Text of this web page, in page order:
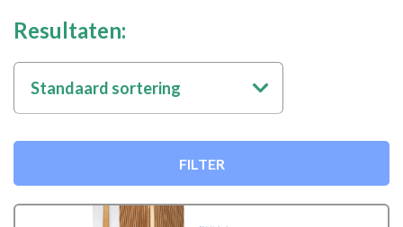
Resultaten:
Standaard sortering
FILTER